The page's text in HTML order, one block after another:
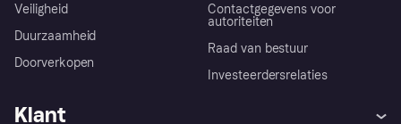
Veiligheid
Duurzaamheid
Doorverkopen
Contactgegevens voor
autoriteiten
Raad van bestuur
Investeerdersrelaties
Klant